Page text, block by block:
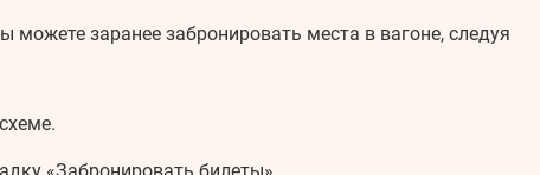
заранее забронировать места в вагоне, следуя